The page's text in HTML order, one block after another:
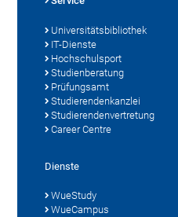
Universitätsbibliothek
IT-Dienste
Hochschulsport
Studienberatung
Prüfungsamt
Studierendenkanzlei
Studierendenvertretung
Career Centre
Dienste
WueStudy
WueCampus